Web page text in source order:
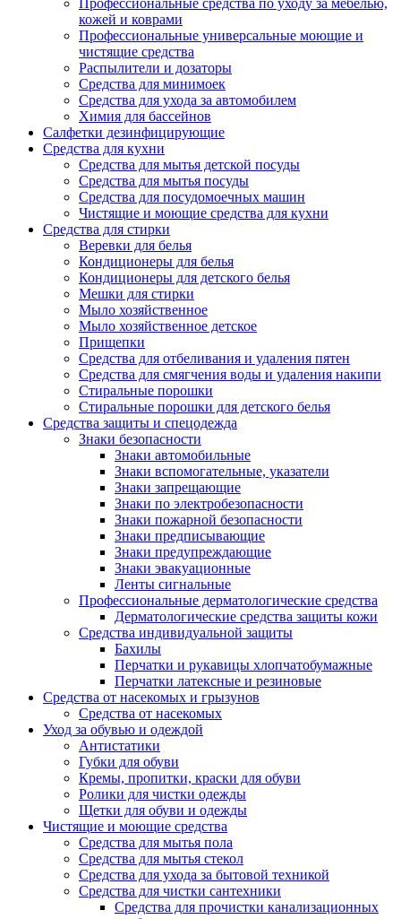
Профессиональные средства по уходу за мебелью,
кожей и коврами
Профессиональные универсальные моющие и
чистящие средства
Распылители и дозаторы
Средства для минимоек
Средства для ухода за автомобилем
Химия для бассейнов
Салфетки дезинфицирующие
Средства для кухни
Средства для мытья детской посуды
Средства для мытья посуды
Средства для посудомоечных машин
Чистящие и моющие средства для кухни
Средства для стирки
Веревки для белья
Кондиционеры для белья
Кондиционеры для детского белья
Мешки для стирки
Мыло хозяйственное
Мыло хозяйственное детское
Прищепки
Средства для отбеливания и удаления пятен
Средства для смягчения воды и удаления накипи
Стиральные порошки
Стиральные порошки для детского белья
Средства защиты и спецодежда
Знаки безопасности
Знаки автомобильные
Знаки вспомогательные, указатели
Знаки запрещающие
Знаки по электробезопасности
Знаки пожарной безопасности
Знаки предписывающие
Знаки предупреждающие
Знаки эвакуационные
Ленты сигнальные
Профессиональные дерматологические средства
Дерматологические средства защиты кожи
Средства индивидуальной защиты
Бахилы
Перчатки и рукавицы хлопчатобумажные
Перчатки латексные и резиновые
Средства от насекомых и грызунов
Средства от насекомых
Уход за обувью и одеждой
Антистатики
Губки для обуви
Кремы, пропитки, краски для обуви
Ролики для чистки одежды
Щетки для обуви и одежды
Чистящие и моющие средства
Средства для мытья пола
Средства для мытья стекол
Средства для ухода за бытовой техникой
Средства для чистки сантехники
Средства для прочистки канализационных